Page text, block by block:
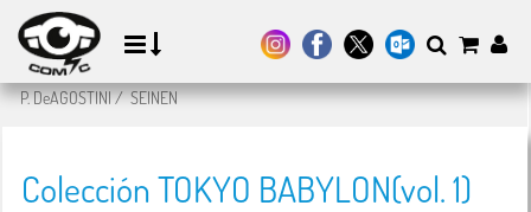
P. DeAGOSTINI/SEINEN
Colección TOKYO BABYLON(vol. 1)